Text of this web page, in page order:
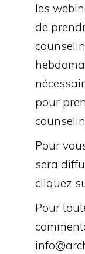
les
de
pour
Pour
sera
cliquez
Pour